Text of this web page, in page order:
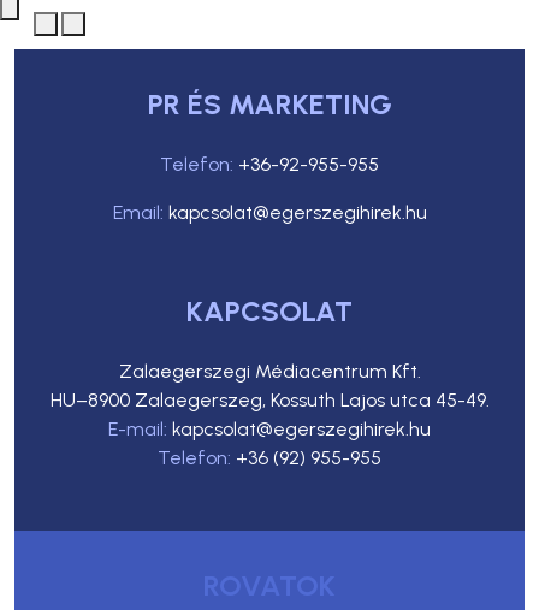
PR ÉS MARKETING
Telefon: +36-92-955-955
Email: kapcsolat@egerszegihirek.hu
KAPCSOLAT
Zalaegerszegi Médiacentrum Kft.
HU–8900 Zalaegerszeg, Kossuth Lajos utca 45-49.
E-mail: kapcsolat@egerszegihirek.hu
Telefon: +36 (92) 955-955
ROVATOK